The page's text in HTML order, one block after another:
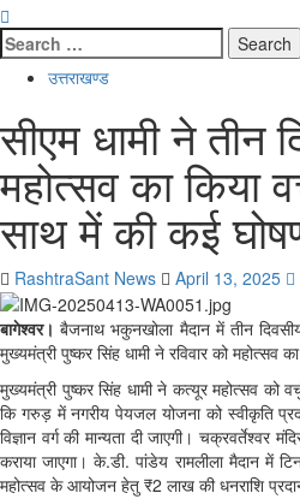
Search
for:
उत्तराखण्ड
सीएम धामी ने तीन
महोत्सव का किया
साथ में की कई
RashtraSant News April 13, 2025
बागेश्वर। बैजनाथ भकुनखोला मैदान में तीन
मुख्यमंत्री पुष्कर सिंह धामी ने रविवार को
मुख्यमंत्री पुष्कर सिंह धामी ने कत्यूर महोत्सव को
कि गरुड़ में नगरीय पेयजल योजना को स्वीकृति
विज्ञान वर्ग की मान्यता दी जाएगी। चक्रवर्तेश्वर
कराया जाएगा। के.डी. पांडेय रामलीला मैदान में
महोत्सव के आयोजन हेतु ₹2 लाख की धनराशि